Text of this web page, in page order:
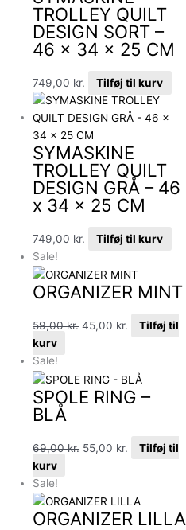
TROLLEY QUILT
DESIGN SORT –
46 x 34 x 25 CM
749,00 kr. Tilføj til kurv
SYMASKINE
TROLLEY QUILT
DESIGN GRÅ – 46
x 34 x 25 CM
749,00 kr.
Tilføj til kurv
Sale!
ORGANIZER MINT
59,00kr. 45,00 kr.
Tilføj til
kurv
Sale!
SPOLE RING –
BLÅ
69,00kr. 55,00 kr.
Tilføj til
kurv
Sale!
ORGANIZER LILLA